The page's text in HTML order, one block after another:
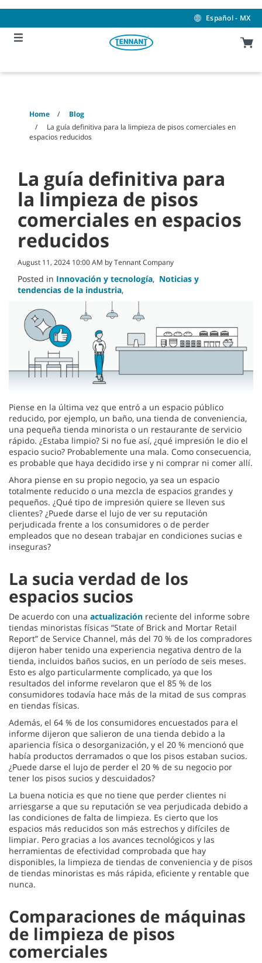
content
navigation
menu
Español - MX
Home
Blog
La guía definitiva para la limpieza de pisos comerciales en
espacios reducidos
La guía definitiva para
la limpieza de pisos
comerciales en espacios
reducidos
August 11, 2024 10:00 AM by Tennant Company
Posted in Innovación y tecnología, Noticias y
tendencias de la industria,
Piense en la última vez que entró a un espacio público
reducido, por ejemplo, un baño, una tienda de conveniencia,
una pequeña tienda minorista o un restaurante de servicio
rápido. ¿Estaba limpio? Si no fue así, ¿qué impresión le dio el
espacio sucio? Probablemente una mala. Como consecuencia,
es probable que haya decidido irse y ni comprar ni comer allí.
Ahora piense en su propio negocio, ya sea un espacio
totalmente reducido o una mezcla de espacios grandes y
pequeños. ¿Qué tipo de impresión quiere se lleven sus
clientes? ¿Puede darse el lujo de ver su reputación
perjudicada frente a los consumidores o de perder
empleados que no desean trabajar en condiciones sucias e
inseguras?
La sucia verdad de los
espacios sucios
De acuerdo con una actualización reciente del informe sobre
tiendas minoristas físicas “State of Brick and Mortar Retail
Report” de Service Channel, más del 70 % de los compradores
dijeron haber tenido una experiencia negativa dentro de la
tienda, incluidos baños sucios, en un período de seis meses.
Esto es algo particularmente complicado, ya que los
resultados del informe revelaron que el 85 % de los
consumidores todavía hace más de la mitad de sus compras
en tiendas físicas.
Además, el 64 % de los consumidores encuestados para el
informe dijeron que salieron de una tienda debido a la
apariencia física o desorganización, y el 20 % mencionó que
había productos derramados o que los pisos estaban sucios.
¿Puede darse el lujo de perder el 20 % de su negocio por
tener los pisos sucios y descuidados?
La buena noticia es que no tiene que perder clientes ni
arriesgarse a que su reputación se vea perjudicada debido a
las condiciones de falta de limpieza. Es cierto que los
espacios más reducidos son más estrechos y difíciles de
limpiar. Pero gracias a los avances tecnológicos y las
herramientas de efectividad comprobada que hay
disponibles, la limpieza de tiendas de conveniencia y de pisos
de tiendas minoristas es más rápida, eficiente y rentable que
nunca.
Comparaciones de máquinas
de limpieza de pisos
comerciales